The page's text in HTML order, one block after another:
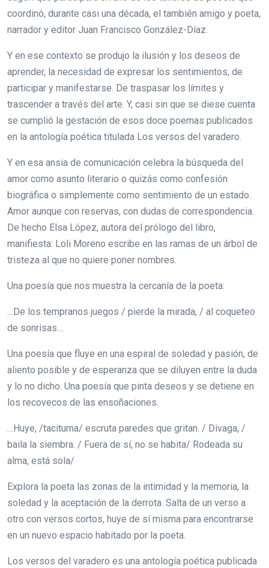
coordinó, durante casi una década, el también amigo y poeta,
narrador y editor Juan Francisco González-Díaz.
Y en ese contexto se produjo la ilusión y los deseos de
aprender, la necesidad de expresar los sentimientos, de
participar y manifestarse. De traspasar los límites y
trascender a través del arte. Y, casi sin que se diese cuenta
se cumplió la gestación de esos doce poemas publicados
en la antología poética titulada Los versos del varadero.
Y en esa ansia de comunicación celebra la búsqueda del
amor como asunto literario o quizás como confesión
biográfica o simplemente como sentimiento de un estado.
Amor aunque con reservas, con dudas de correspondencia.
De hecho Elsa López, autora del prólogo del libro,
manifiesta: Loli Moreno escribe en las ramas de un árbol de
tristeza al que no quiere poner nombres.
Una poesía que nos muestra la cercanía de la poeta:
…De los tempranos juegos / pierde la mirada, / al coqueteo
de sonrisas…
Una poesía que fluye en una espiral de soledad y pasión, de
aliento posible y de esperanza que se diluyen entre la duda
y lo no dicho. Una poesía que pinta deseos y se detiene en
los recovecos de las ensoñaciones.
…Huye, /taciturna/ escruta paredes que gritan. / Divaga, /
baila la siembra. / Fuera de sí, no se habita/ Rodeada su
alma, está sola/
Explora la poeta las zonas de la intimidad y la memoria, la
soledad y la aceptación de la derrota. Salta de un verso a
otro con versos cortos, huye de sí misma para encontrarse
en un nuevo espacio habitado por la poeta.
Los versos del varadero es una antología poética publicada